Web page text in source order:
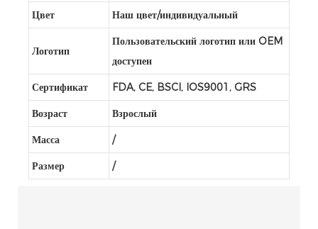
Цвет Наш цвет/индивидуальный
Логотип
Пользовательский логотип или OEM
доступен
Сертификат FDA, CE, BSCI, IOS9001, GRS
Возраст Взрослый
Масса /
Размер /